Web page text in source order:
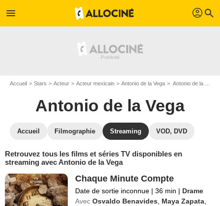
menu profil search
Accueil Stars Acteur Acteur mexicain Antonio de la Vega Antonio de la Vega : Films et séries online
Antonio de la Vega
Accueil Filmographie Streaming VOD, DVD
Retrouvez tous les films et séries TV disponibles en
streaming avec Antonio de la Vega
Chaque Minute Compte
Date de sortie inconnue | 36 min | Drame
Avec Osvaldo Benavides Maya Zapata